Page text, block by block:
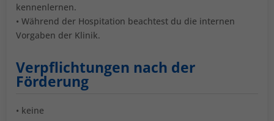
kennenlernen.
• Während der Hospitation beachtest du die internen
Vorgaben der Klinik.
Verpflichtungen nach der
Förderung
• keine